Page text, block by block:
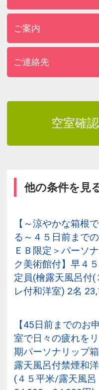
ご案内
ご連絡先
空室確
他の条件を見
【～涼やかな箱根
る～４５日前まで
ＥＢ限定＞パーソ
ク美術館付】早４
定員(檜露天風呂付
レ付和洋室) 2名
【45日前までのお
室で日々の疲れを
期パーソナリップ
露天風呂付禁煙和
(４５平米/露天風